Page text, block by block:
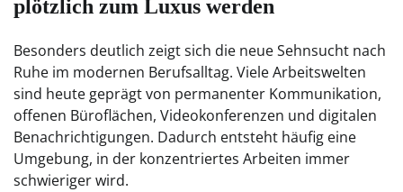
plötzlich zum Luxus werden
Besonders deutlich zeigt sich die neue Sehnsucht nach
Ruhe im modernen Berufsalltag. Viele Arbeitswelten
sind heute geprägt von permanenter Kommunikation,
offenen Büroflächen, Videokonferenzen und digitalen
Benachrichtigungen. Dadurch entsteht häufig eine
Umgebung, in der konzentriertes Arbeiten immer
schwieriger wird.